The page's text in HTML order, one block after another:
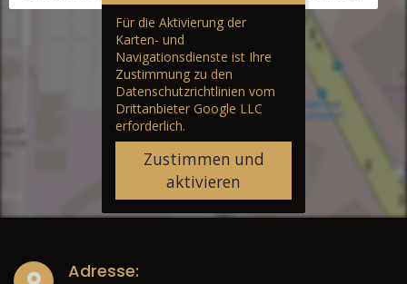
Für die Aktivierung der
Karten- und
Navigationsdienste ist Ihre
Zustimmung zu den
Datenschutzrichtlinien vom
Drittanbieter Google LLC
erforderlich.
Zustimmen und
aktivieren
Adresse: